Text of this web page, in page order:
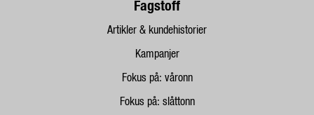
Fagstoff
Artikler & kundehistorier
Kampanjer
Fokus på: våronn
Fokus på: slåttonn